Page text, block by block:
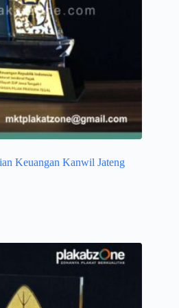
Keuangan Kanwil Jateng